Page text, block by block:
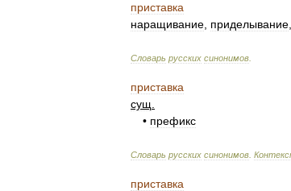
приставка
наращивание приделывание
Словарь русских синонимов
приставка
сущ
• префикс
Словарь русских синонимов
приставка